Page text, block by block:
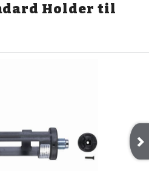
Holder til